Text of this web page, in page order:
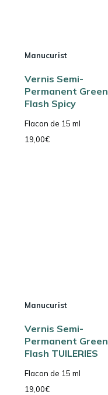
Manucurist
Vernis Semi-
Permanent Green
Flash Spicy
Flacon de 15 ml
19,00€
Manucurist
Vernis Semi-
Permanent Green
Flash TUILERIES
Flacon de 15 ml
19,00€